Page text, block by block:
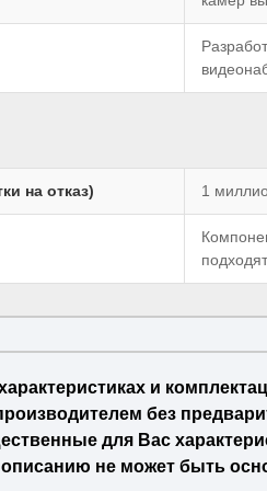
на отказ) 1
и
без
для Вас
описанию не может быть